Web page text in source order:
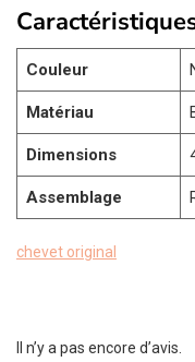
Couleur
Matériau
Dimensions
Assemblage
chevet original
Il n’y a pas encore d’avis.